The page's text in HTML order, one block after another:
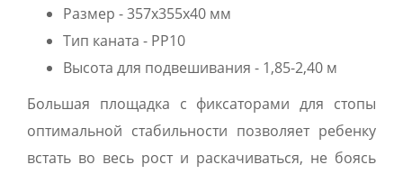
Размер - 357x355x40 мм
Тип каната - PP10
Высота для подвешивания - 1,85-2,40 м
Большая площадка с фиксаторами для стопы
оптимальной стабильности позволяет ребенку
встать во весь рост и раскачиваться, не боясь